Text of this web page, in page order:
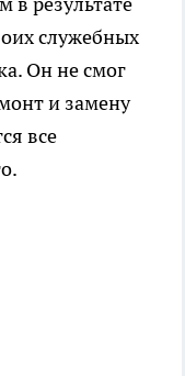
служебных
Он не смог
и замену
все